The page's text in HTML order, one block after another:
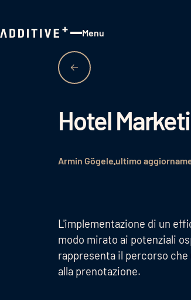
Menu
Hotel
Armin Gögele ultimo
L'implementazione di un
modo mirato ai potenziali
rappresenta il percorso
alla prenotazione.